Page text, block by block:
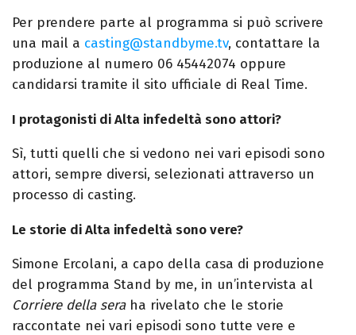
Per prendere parte al programma si può scrivere
una mail a casting@standbyme.tv, contattare la
produzione al numero 06 45442074 oppure
candidarsi tramite il sito ufficiale di Real Time.
I protagonisti di Alta infedeltà sono attori?
Sì, tutti quelli che si vedono nei vari episodi sono
attori, sempre diversi, selezionati attraverso un
processo di casting.
Le storie di Alta infedeltà sono vere?
Simone Ercolani, a capo della casa di produzione
del programma Stand by me, in un’intervista al
Corriere della seraha rivelato che le storie
raccontate nei vari episodi sono tutte vere e